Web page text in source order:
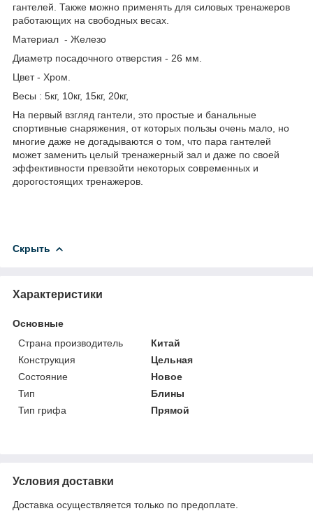
гантелей. Также можно применять для силовых тренажеров
работающих на свободных весах.
Материал - Железо
Диаметр посадочного отверстия - 26 мм.
Цвет - Хром.
Весы : 5кг, 10кг, 15кг, 20кг,
На первый взгляд гантели, это простые и банальные
спортивные снаряжения, от которых пользы очень мало, но
многие даже не догадываются о том, что пара гантелей
может заменить целый тренажерный зал и даже по своей
эффективности превзойти некоторых современных и
дорогостоящих тренажеров.
Скрыть
Характеристики
Основные
Страна производитель
Китай
Конструкция
Цельная
Состояние
Новое
Тип
Блины
Тип грифа
Прямой
Условия доставки
Доставка осуществляется только по предоплате.